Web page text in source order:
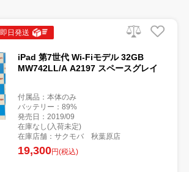
即日発送
iPad 第7世代 Wi-Fiモデル 32GB
MW742LL/A A2197 スペースグレイ
付属品：本体のみ
バッテリー：89%
発売日：2019/09
在庫なし(入荷未定)
在庫店舗：サクモバ 秋葉原店
19,300円(税込)